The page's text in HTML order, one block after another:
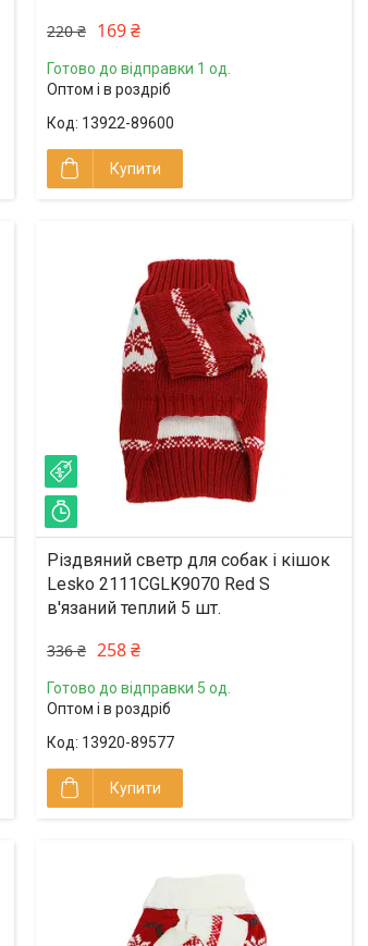
220 ₴ 169 ₴
Готово до відправки 1 од.
Оптом і в роздріб
13922-89600
Купити
Різдвяний светр для собак і кішок
Lesko 2111CGLK9070 Red S
в'язаний теплий 5 шт.
336 ₴ 258 ₴
Готово до відправки 5 од.
Оптом і в роздріб
13920-89577
Купити